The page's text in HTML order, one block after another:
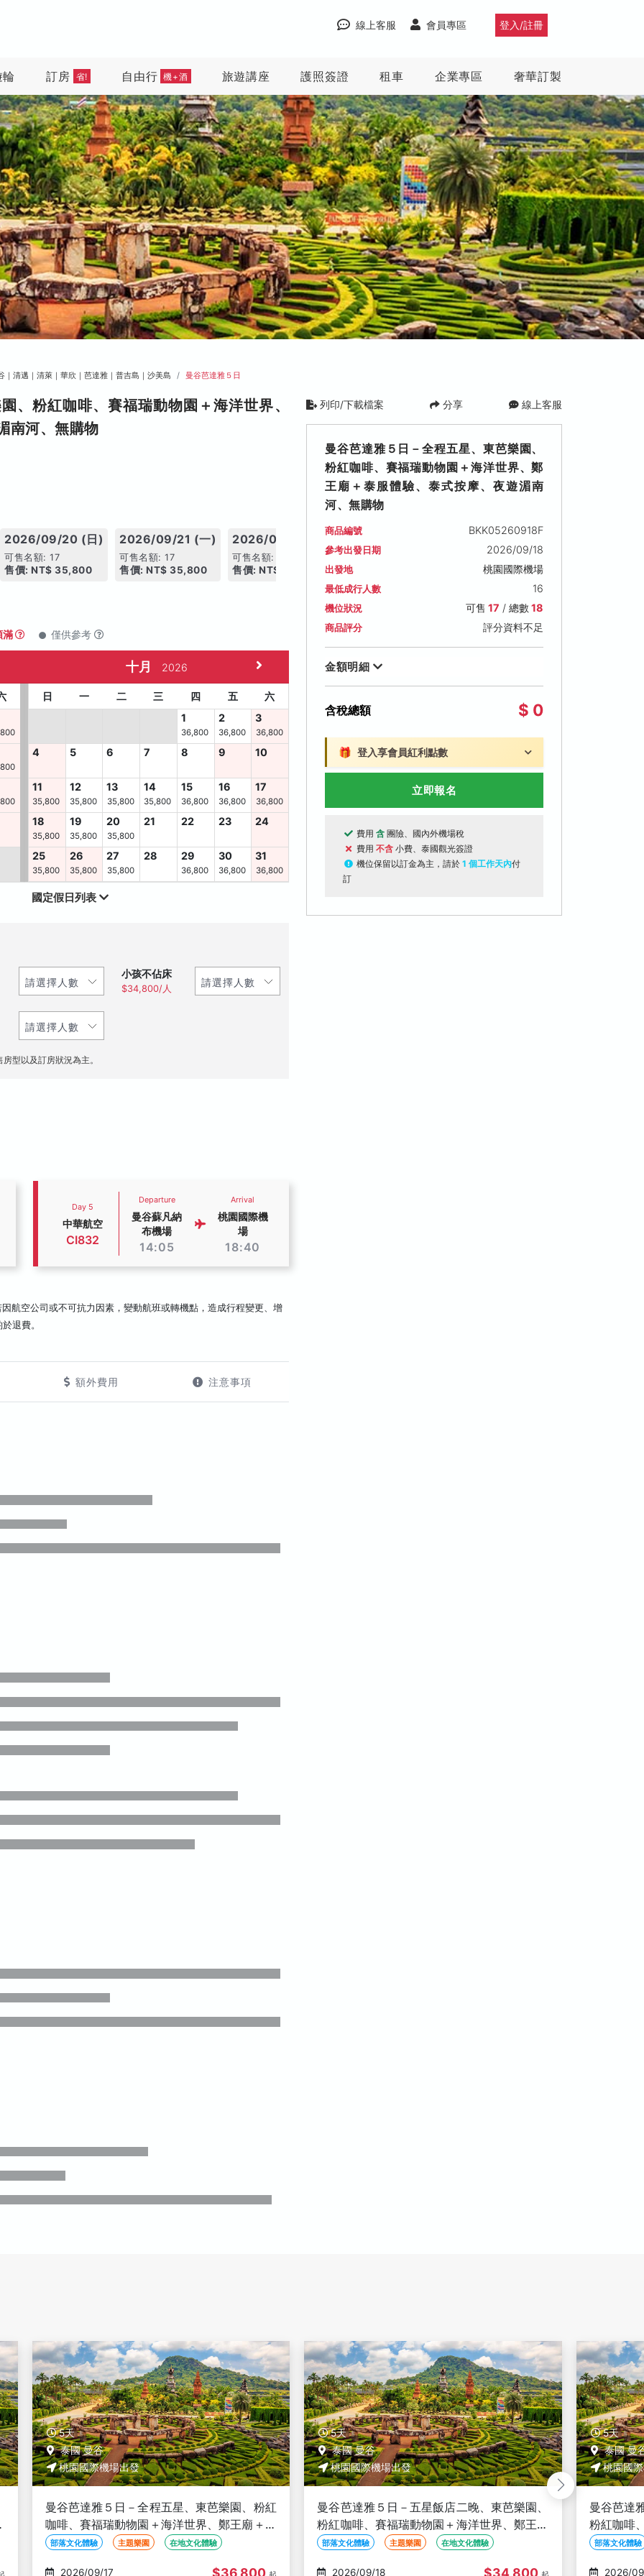
登入/註冊
會員專區
線上客服
訂房 省! 自由行 機+酒 旅遊講座 護照簽證 租車 企業專區 奢華訂製
｜清邁｜清萊｜華欣｜芭達雅｜普吉島｜沙美島 曼谷芭達雅５日
、粉紅咖啡、賽福瑞動物園＋海洋世界、
南河、無購物
2026/09/20 (日)
可售名額: 17
售價: NT$ 35,800
2026/09/21 (一)
可售名額: 17
售價: NT$ 35,800
2026/09/27 (日)
可售名額: 17
售價: NT$ 35,800
2026/09/28 (一)
可售名額: 17
售價: NT$ 35,800
2026/09/29 (二)
可售名額: 17
售價: NT$ 35,800
滿 僅供參考
十月 2026
日 一 二 三 四 五
六
1
36,800
2
36,800
3
36,800
4 5 6 7 8 9 10
11
35,800
12
35,800
13
35,800
14
35,800
15
36,800
16
36,800
17
36,800
18
35,800
19
35,800
20
35,800
21 22 23 24
25
35,800
26
35,800
27
35,800
28 29
36,800
30
36,800
31
36,800
國定假日列表
小孩不佔床
$34,800/人
型以及訂房狀況為主。
Day 5
中華航空
CI832
Departure
曼谷蘇凡納
布機場
14:05
Arrival
桃園國際機
場
18:40
航空公司或不可抗力因素，變動航班或轉機點，造成行程變更、增
退費。
額外費用 注意事項
列印/下載檔案 分享 線上客服
曼谷芭達雅５日－全程五星、東芭樂園、
粉紅咖啡、賽福瑞動物園＋海洋世界、鄭
王廟＋泰服體驗、泰式按摩、夜遊湄南
河、無購物
商品編號 BKK05260918F
參考出發日期 2026/09/18
出發地 桃園國際機場
最低成行人數 16
機位狀況 可售 17 / 總數18
商品評分 評分資料不足
金額明細
含稅總額 $ 0
🎁 登入享會員紅利點數
立即報名
費用 含 團險、國內外機場稅
費用 不含 小費、泰國觀光簽證
機位保留以訂金為主，請於 1 個工作天內付
訂
5天
泰國 曼谷
桃園國際機場出發
曼谷芭達雅５日－五星飯店二晚、東芭樂園、
粉紅咖啡、賽福瑞動物園＋海洋世界、鄭王廟
＋泰服體驗、泰式按摩、夜遊湄南河、無購物
部落文化體驗 主題樂園 在地文化體驗
2026/09/18 $34,800
5天
泰國 曼谷
桃園國際機場出發
曼谷芭達雅５日－五星飯店二晚、東芭樂園、
粉紅咖啡、賽福瑞動物園＋海洋世界、鄭王廟
＋泰服體驗、泰式按摩、夜遊湄南河、無購物
部落文化體驗 主題樂園 在地文化體驗
2026/09/19 $34,800
5天
泰國 曼
桃園國
曼谷芭達
咖啡、賽
服體驗、
部落文化體驗
2026/